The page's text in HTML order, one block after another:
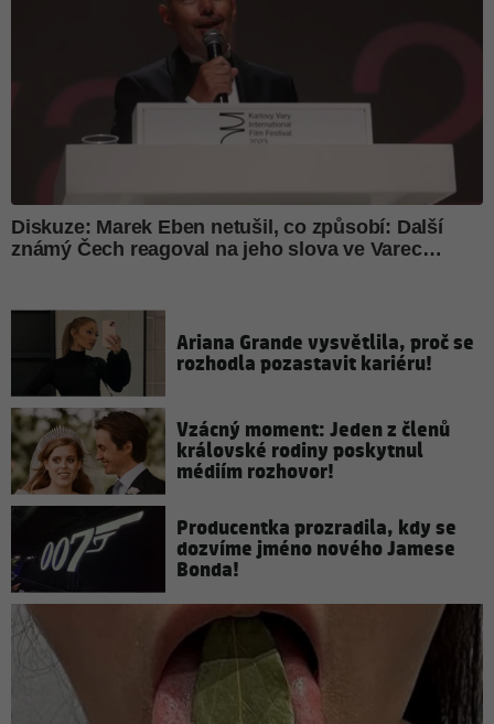
Ariana Grande vysvětlila, proč se
rozhodla pozastavit kariéru!
Vzácný moment: Jeden z členů
královské rodiny poskytnul
médiím rozhovor!
Producentka prozradila, kdy se
dozvíme jméno nového Jamese
Bonda!